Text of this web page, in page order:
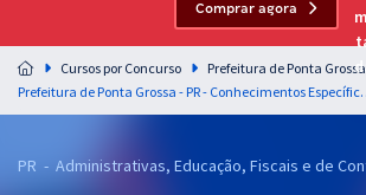
Residências Multiprofissionais
Preparação completa e intensiva para as principais
residências em saúde do Brasil
Comprar agora
Cursos por Concurso
Prefeitura de Ponta Grossa
Prefeitura de Ponta
PR - Administrativas, Educação, Fiscais e de